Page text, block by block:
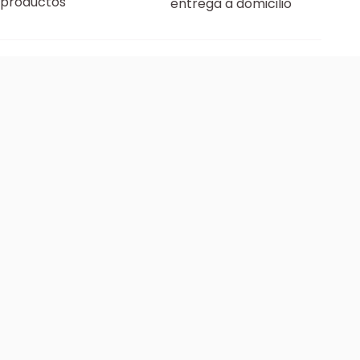
entrega a domicilio